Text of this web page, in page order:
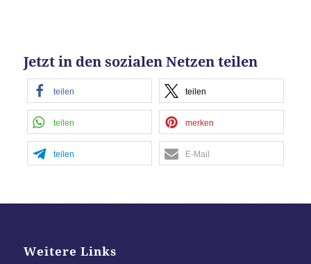
Jetzt in den sozialen Netzen teilen
teilen teilen
teilen merken
teilen E-Mail
Weitere Links